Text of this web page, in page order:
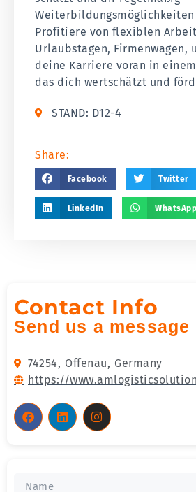
Profitiere von flexiblen
Urlaubstagen, Firmenwagen,
deine Karriere voran in
das dich wertschätzt und
STAND: D12-4
Share:
Facebook Twitter
LinkedIn WhatsApp
Contact Info
Send us a message
74254, Offenau, Germany
https://